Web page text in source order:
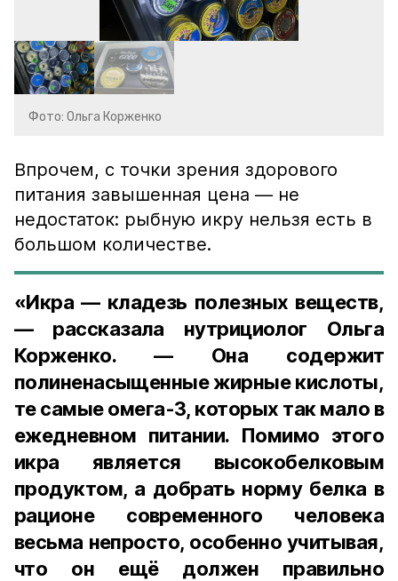
Фото: Ольга Корженко
Впрочем, с точки зрения здорового
питания завышенная цена — не
недостаток: рыбную икру нельзя есть в
большом количестве.
«Икра — кладезь полезных веществ,
— рассказала нутрициолог Ольга
Корженко. — Она содержит
полиненасыщенные жирные кислоты,
те самые омега-3, которых так мало в
ежедневном питании. Помимо этого
икра является высокобелковым
продуктом, а добрать норму белка в
рационе современного человека
весьма непросто, особенно учитывая,
что он ещё должен правильно